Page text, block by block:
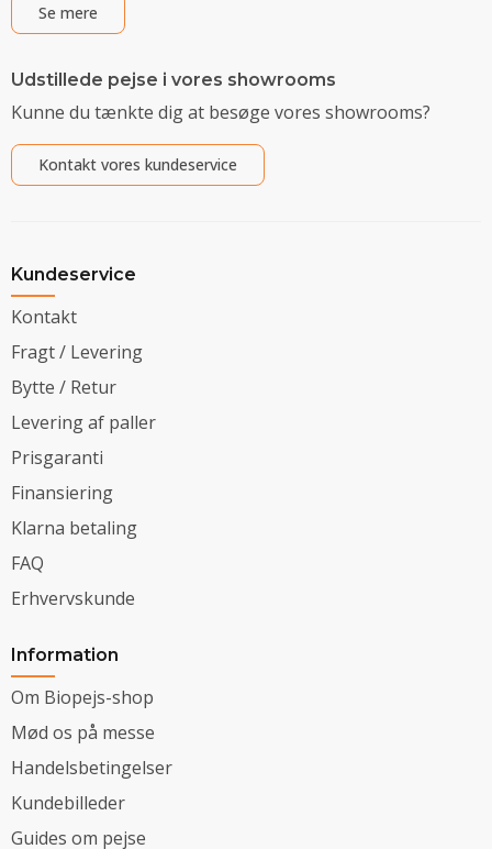
Se mere
Udstillede pejse i vores showrooms
Kunne du tænkte dig at besøge vores showrooms?
Kontakt vores kundeservice
Kundeservice
Kontakt
Fragt / Levering
Bytte / Retur
Levering af paller
Prisgaranti
Finansiering
Klarna betaling
FAQ
Erhvervskunde
Information
Om Biopejs-shop
Mød os på messe
Handelsbetingelser
Kundebilleder
Guides om pejse